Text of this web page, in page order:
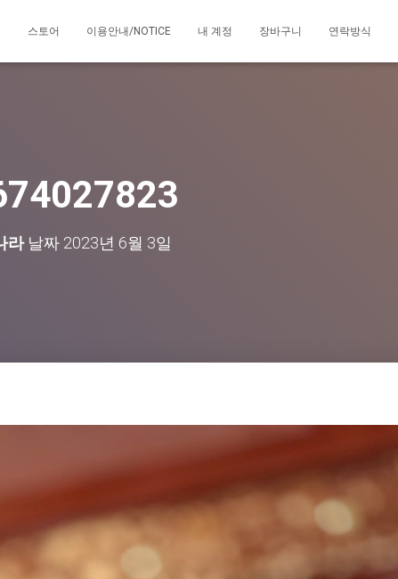
스토어 이용안내/NOTICE 내 계정 장바구니 연락방식
라날짜 2023년 6월 3일